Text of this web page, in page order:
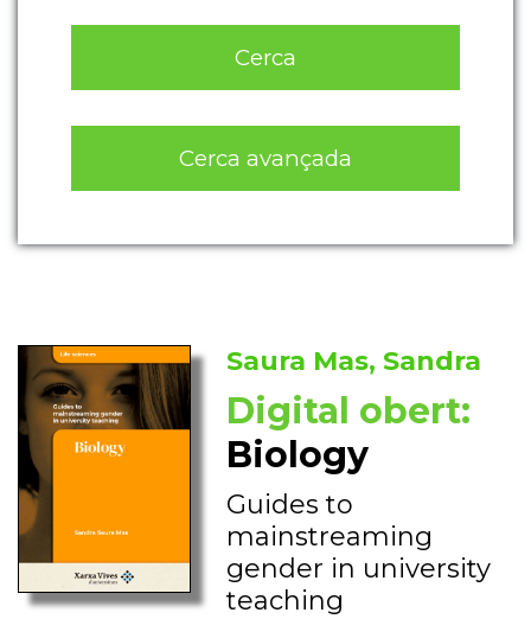
Cerca
Cerca avançada
Saura Mas, Sandra
Digital obert:
Biology
Guides to
mainstreaming
gender in university
teaching